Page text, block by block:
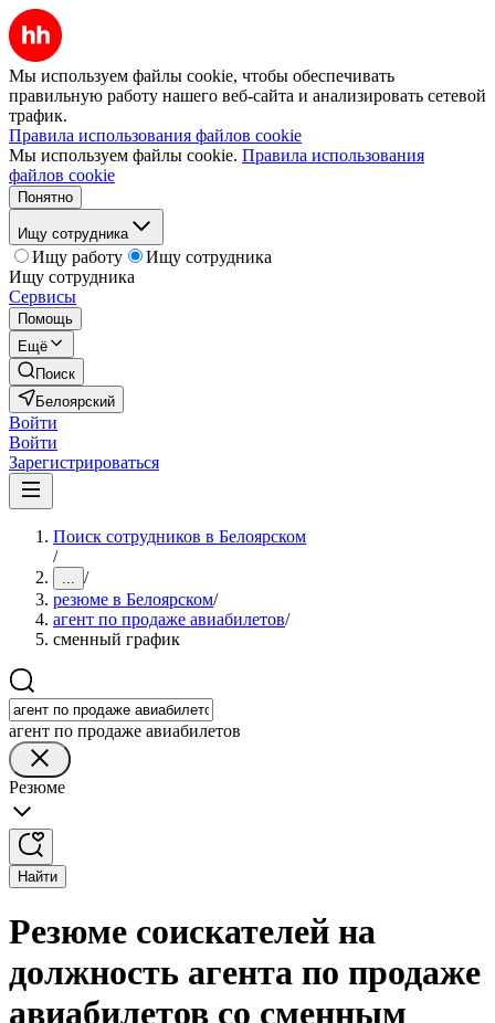
Мы используем файлы cookie, чтобы обеспечивать
правильную работу нашего веб-сайта и анализировать сетевой
трафик.
Правила использования файлов cookie
Мы используем файлы cookie. Правила использования
файлов cookie
Понятно
Ищу сотрудника
Ищу работу
Ищу сотрудника
Ищу сотрудника
Сервисы
Помощь
Ещё
Поиск
Белоярский
Войти
Войти
Зарегистрироваться
Поиск сотрудников в Белоярском
/
... /
резюме в Белоярском/
агент по продаже авиабилетов/
сменный график
агент по продаже авиабилетов
Резюме
Найти
Резюме соискателей на
должность агента по продаже
авиабилетов со сменным